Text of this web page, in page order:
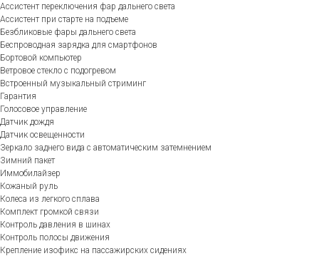
Ассистент переключения фар дальнего света
Ассистент при старте на подъеме
Безбликовые фары дальнего света
Беспроводная зарядка для смартфонов
Бортовой компьютер
Ветровое стекло с подогревом
Встроенный музыкальный стриминг
Гарантия
Голосовое управление
Датчик дождя
Датчик освещенности
Зеркало заднего вида с автоматическим затемнением
Зимний пакет
Иммобилайзер
Кожаный руль
Колеса из легкого сплава
Комплект громкой связи
Контроль давления в шинах
Контроль полосы движения
Крепление изофикс на пассажирских сидениях